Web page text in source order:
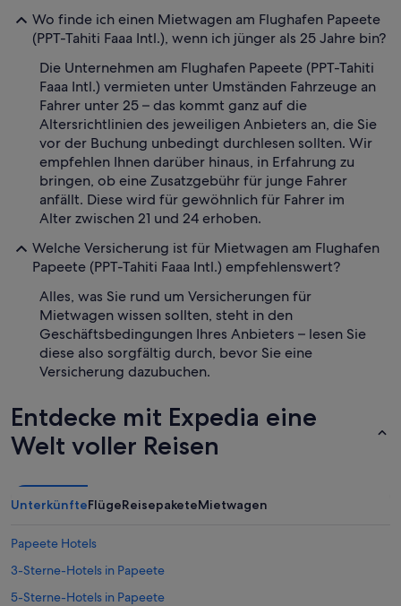
Wo finde ich einen Mietwagen am Flughafen Papeete
(PPT-Tahiti Faaa Intl.), wenn ich jünger als 25 Jahre bin?
Die Unternehmen am Flughafen Papeete (PPT-Tahiti
Faaa Intl.) vermieten unter Umständen Fahrzeuge an
Fahrer unter 25 – das kommt ganz auf die
Altersrichtlinien des jeweiligen Anbieters an, die Sie
vor der Buchung unbedingt durchlesen sollten. Wir
empfehlen Ihnen darüber hinaus, in Erfahrung zu
bringen, ob eine Zusatzgebühr für junge Fahrer
anfällt. Diese wird für gewöhnlich für Fahrer im
Alter zwischen 21 und 24 erhoben.
Welche Versicherung ist für Mietwagen am Flughafen
Papeete (PPT-Tahiti Faaa Intl.) empfehlenswert?
Alles, was Sie rund um Versicherungen für
Mietwagen wissen sollten, steht in den
Geschäftsbedingungen Ihres Anbieters – lesen Sie
diese also sorgfältig durch, bevor Sie eine
Versicherung dazubuchen.
Entdecke mit Expedia eine
Welt voller Reisen
UnterkünfteFlügeReisepaketeMietwagen
Papeete Hotels
3-Sterne-Hotels in Papeete
5-Sterne-Hotels in Papeete